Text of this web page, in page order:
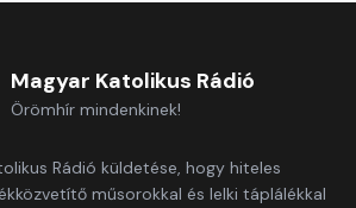
Magyar Katolikus Rádió
Örömhír mindenkinek!
Rádió küldetése, hogy hiteles
műsorokkal és lelki táplálékkal